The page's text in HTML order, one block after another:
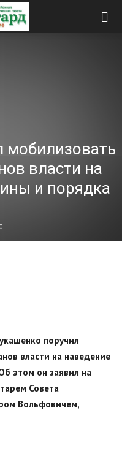
мобилизовать
власти на
и порядка
0
поручил
власти на наведение
этом он заявил на
Совета
Вольфовичем,